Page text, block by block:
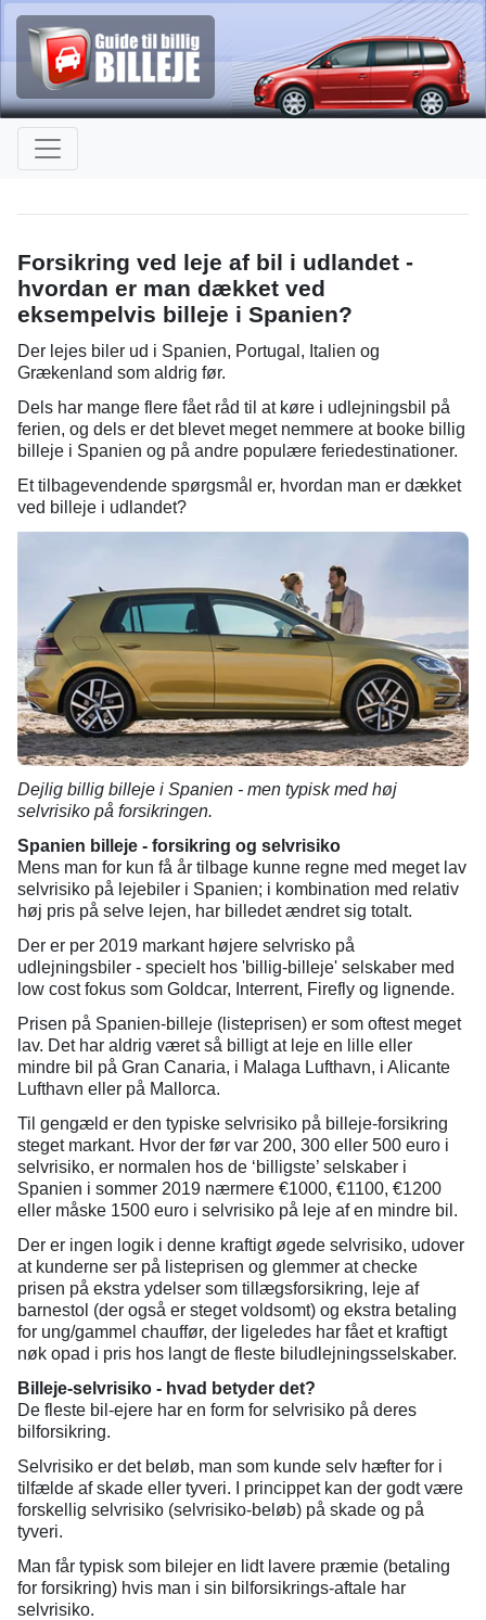
Forsikring ved leje af bil i udlandet -
hvordan er man dækket ved
eksempelvis billeje i Spanien?
Der lejes biler ud i Spanien, Portugal, Italien og
Grækenland som aldrig før.
Dels har mange flere fået råd til at køre i udlejningsbil på
ferien, og dels er det blevet meget nemmere at booke billig
billeje i Spanien og på andre populære feriedestinationer.
Et tilbagevendende spørgsmål er, hvordan man er dækket
ved billeje i udlandet?
Dejlig billig billeje i Spanien - men typisk med høj
selvrisiko på forsikringen.
Spanien billeje - forsikring og selvrisiko
Mens man for kun få år tilbage kunne regne med meget lav
selvrisiko på lejebiler i Spanien; i kombination med relativ
høj pris på selve lejen, har billedet ændret sig totalt.
Der er per 2019 markant højere selvrisko på
udlejningsbiler - specielt hos 'billig-billeje' selskaber med
low cost fokus som Goldcar, Interrent, Firefly og lignende.
Prisen på Spanien-billeje (listeprisen) er som oftest meget
lav. Det har aldrig været så billigt at leje en lille eller
mindre bil på Gran Canaria, i Malaga Lufthavn, i Alicante
Lufthavn eller på Mallorca.
Til gengæld er den typiske selvrisiko på billeje-forsikring
steget markant. Hvor der før var 200, 300 eller 500 euro i
selvrisiko, er normalen hos de ‘billigste’ selskaber i
Spanien i sommer 2019 nærmere €1000, €1100, €1200
eller måske 1500 euro i selvrisiko på leje af en mindre bil.
Der er ingen logik i denne kraftigt øgede selvrisiko, udover
at kunderne ser på listeprisen og glemmer at checke
prisen på ekstra ydelser som tillægsforsikring, leje af
barnestol (der også er steget voldsomt) og ekstra betaling
for ung/gammel chauffør, der ligeledes har fået et kraftigt
nøk opad i pris hos langt de fleste biludlejningsselskaber.
Billeje-selvrisiko - hvad betyder det?
De fleste bil-ejere har en form for selvrisiko på deres
bilforsikring.
Selvrisiko er det beløb, man som kunde selv hæfter for i
tilfælde af skade eller tyveri. I princippet kan der godt være
forskellig selvrisiko (selvrisiko-beløb) på skade og på
tyveri.
Man får typisk som bilejer en lidt lavere præmie (betaling
for forsikring) hvis man i sin bilforsikrings-aftale har
selvrisiko.